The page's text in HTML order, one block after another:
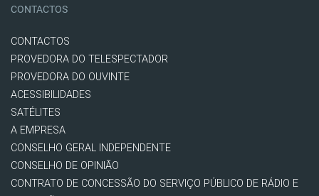
CONTACTOS
CONTACTOS
PROVEDORA DO TELESPECTADOR
PROVEDORA DO OUVINTE
ACESSIBILIDADES
SATÉLITES
A EMPRESA
CONSELHO GERAL INDEPENDENTE
CONSELHO DE OPINIÃO
CONTRATO DE CONCESSÃO DO SERVIÇO PÚBLICO DE RÁDIO E